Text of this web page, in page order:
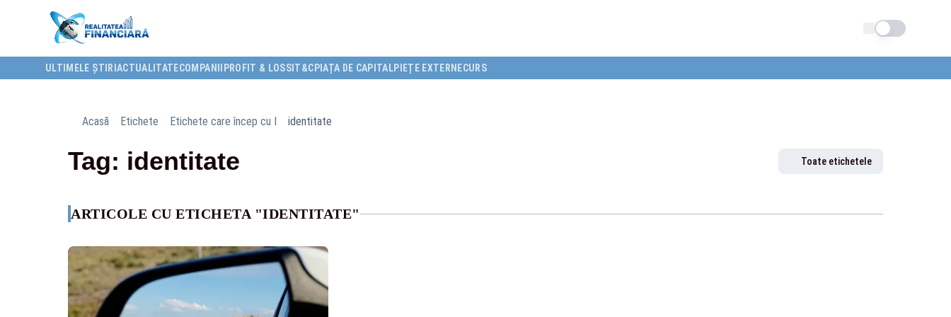
Schimba tema
ULTIMELE ȘTIRI ACTUALITATECOMPANII PROFIT & LOSS IT&C PIAȚA DE CAPITALPIEȚE EXTERNECURS
Acasă Etichete Etichete care încep cu I identitate
Tag: identitate Toate etichetele
ARTICOLE CU ETICHETA "IDENTITATE"